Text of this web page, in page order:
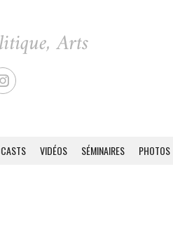
VIDÉOS SÉMINAIRES PHOTOS